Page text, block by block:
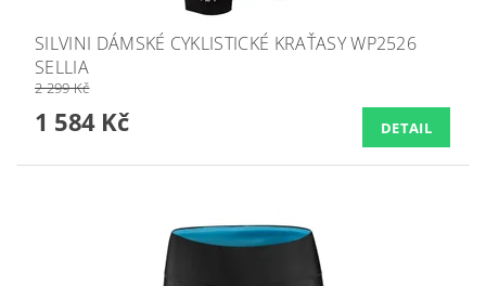
SILVINI DÁMSKÉ CYKLISTICKÉ KRAŤASY WP2526
SELLIA
2 299 Kč
1 584 Kč DETAIL